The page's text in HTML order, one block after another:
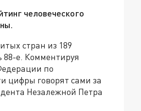
человеческого
стран из 189
88-е. Комментируя
по
цифры говорят сами за
Незалежной Петра